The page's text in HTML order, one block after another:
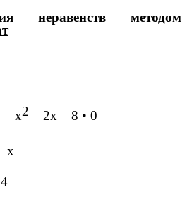
неравенств методом
х2 – 2х – 8 • 0